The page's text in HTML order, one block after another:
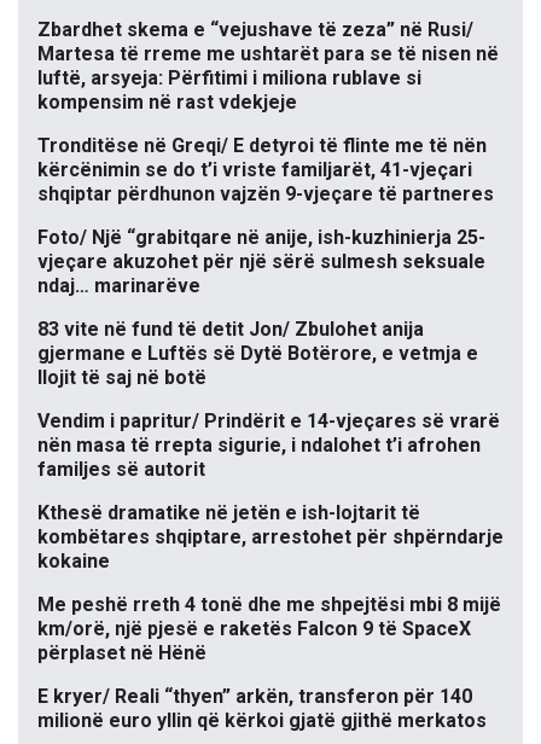
Zbardhet skema e “vejushave të zeza” në Rusi/
Martesa të rreme me ushtarët para se të nisen në
luftë, arsyeja: Përfitimi i miliona rublave si
kompensim në rast vdekjeje
Tronditëse në Greqi/ E detyroi të flinte me të nën
kërcënimin se do t’i vriste familjarët, 41-vjeçari
shqiptar përdhunon vajzën 9-vjeçare të partneres
Foto/ Një “grabitqare në anije, ish-kuzhinierja 25-
vjeçare akuzohet për një sërë sulmesh seksuale
ndaj… marinarëve
83 vite në fund të detit Jon/ Zbulohet anija
gjermane e Luftës së Dytë Botërore, e vetmja e
llojit të saj në botë
Vendim i papritur/ Prindërit e 14-vjeçares së vrarë
nën masa të rrepta sigurie, i ndalohet t’i afrohen
familjes së autorit
Kthesë dramatike në jetën e ish-lojtarit të
kombëtares shqiptare, arrestohet për shpërndarje
kokaine
Me peshë rreth 4 tonë dhe me shpejtësi mbi 8 mijë
km/orë, një pjesë e raketës Falcon 9 të SpaceX
përplaset në Hënë
E kryer/ Reali “thyen” arkën, transferon për 140
milionë euro yllin që kërkoi gjatë gjithë merkatos